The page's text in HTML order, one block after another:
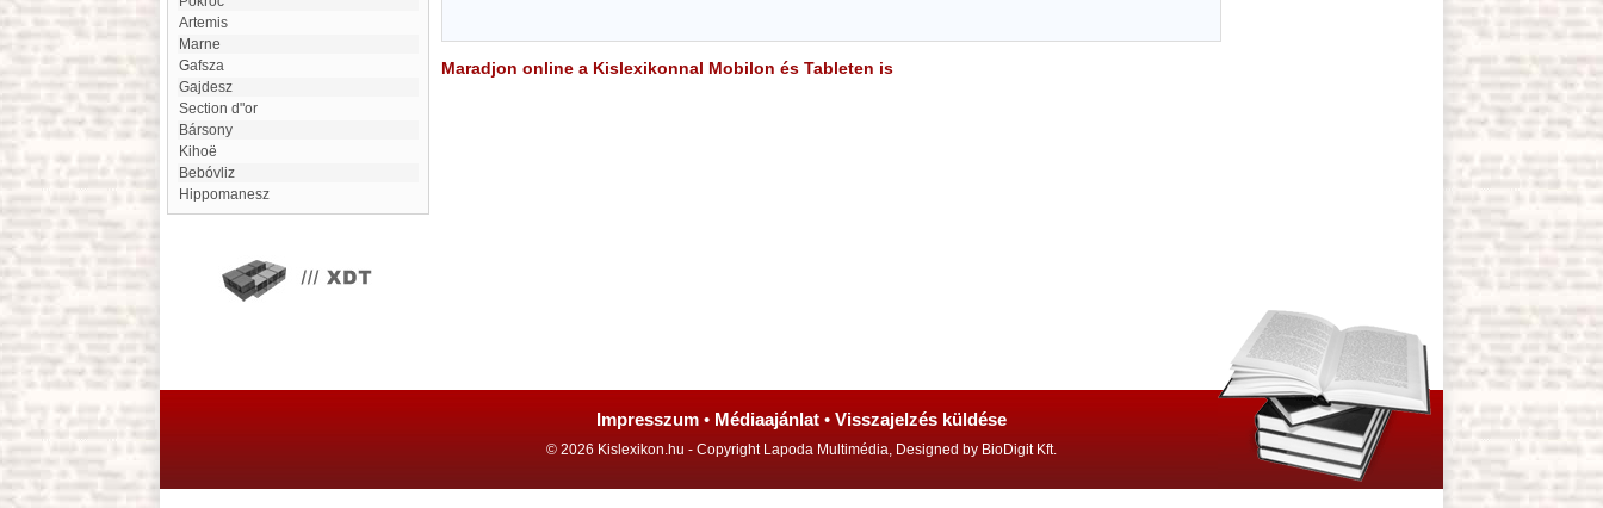
Artemis
Marne
Gafsza
gajdesz
section d"or
Bársony
Kihoë
bebóvliz
Hippomanesz
Maradjon online a Kislexikonnal Mobilon és Tableten is
Impresszum • Médiaajánlat • Visszajelzés küldése
© 2026 Kislexikon.hu - Copyright Lapoda Multimédia, Designed by BioDigit Kft.